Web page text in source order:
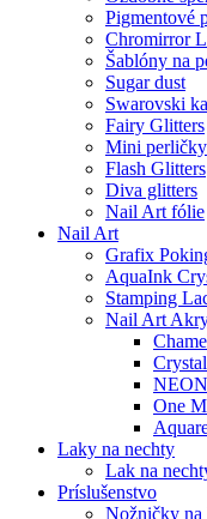
Pigmentové
Chromirror
Šablóny na
Sugar dust
Swarovski
Fairy Glitters
Mini perličky
Flash Glitters
Diva glitters
Nail Art fólie
Nail Art
Grafix
AquaInk
Stamping
Nail Art
One
Laky na nechty
Lak na
Príslušenstvo
Nožničky na